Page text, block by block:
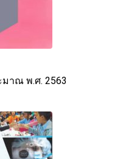
มาณ พ.ศ. 2563